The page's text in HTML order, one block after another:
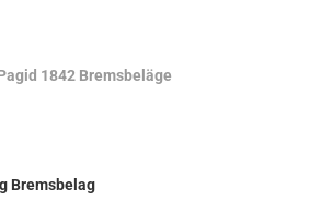
Bremsbelag